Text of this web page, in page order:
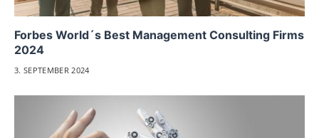
Forbes World´s Best Management Consulting Firms
2024
3. SEPTEMBER 2024